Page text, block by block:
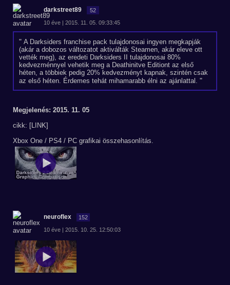
darkstreet89 52
10 éve | 2015. 11. 05. 09:33:45
A Darksiders franchise pack tulajdonosai ingyen megkapják
(akár a dobozos változatot aktiválták Steamen, akár eleve ott
vették meg), az eredeti Darksiders II tulajdonosai 80%
kedvezménnyel vehetik meg a Deathinitve Editiont az első
héten, a többiek pedig 20% kedvezményt kapnak, szintén csak
az első héten. Érdemes tehát mihamarabb élni az ajánlattal.
Megjelenés: 2015. 11. 05
cikk: [LINK]
Xbox One / PS4 / PC grafikai összehasonlítás.
neuroflex 152
10 éve | 2015. 10. 25. 12:50:03